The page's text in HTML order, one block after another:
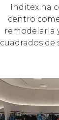
Inditex ha
centro
remodelarla
cuadrados de